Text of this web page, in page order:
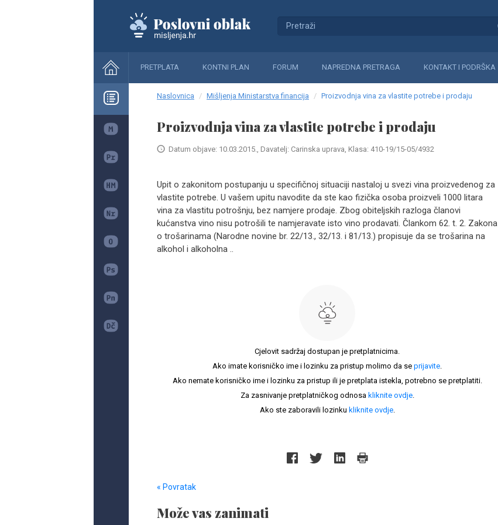
PRETPLATA KONTNI PLAN FORUM NAPREDNA PRETRAGA KONTAKT I PODRŠKA
Naslovnica Mišljenja Ministarstva financija Proizvodnja vina za vlastite potrebe i prodaju
Proizvodnja vina za vlastite potrebe i prodaju
Datum objave: 10.03.2015., Davatelj: Carinska uprava, Klasa: 410-19/15-05/4932
Upit o zakonitom postupanju u specifičnoj situaciji nastaloj u svezi vina proizvedenog za
vlastite potrebe. U vašem upitu navodite da ste kao fizička osoba proizveli 1000 litara
vina za vlastitu potrošnju, bez namjere prodaje. Zbog obiteljskih razloga članovi
kućanstva vino nisu potrošili te namjeravate isto vino prodavati. Člankom 62. t. 2. Zakona
o trošarinama (Narodne novine br. 22/13., 32/13. i 81/13.) propisuje da se trošarina na
alkohol i alkoholna ..
Cjelovit sadržaj dostupan je pretplatnicima.
Ako imate korisničko ime i lozinku za pristup molimo da se prijavite.
Ako nemate korisničko ime i lozinku za pristup ili je pretplata istekla, potrebno se pretplatiti.
Za zasnivanje pretplatničkog odnosa kliknite ovdje.
Ako ste zaboravili lozinku kliknite ovdje.
« Povratak
Može vas zanimati